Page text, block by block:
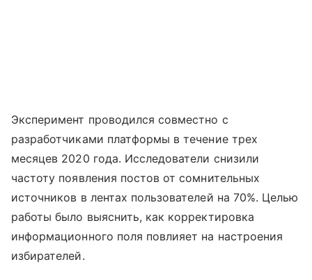
Эксперимент проводился совместно с
разработчиками платформы в течение трех
месяцев 2020 года. Исследователи снизили
частоту появления постов от сомнительных
источников в лентах пользователей на 70%. Целью
работы было выяснить, как корректировка
информационного поля повлияет на настроения
избирателей.